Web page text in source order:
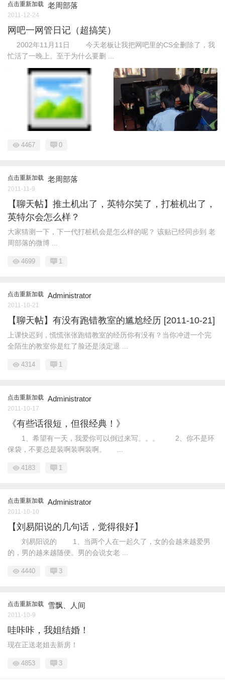
点击重新加载 老周部落
2011-12-24
网吧一网管日记（超搞笑）
2002年11月11日 今天老板让我把网吧里的CS全删除了，我
忙活了一晚上。至于为什么要删 ...
4467 0
点击重新加载 老周部落
2011-11-9
【聊天帖】推土机出了，英特尔笑了，打桩机出了，
英特尔会怎么样？
大家猜测一下，下一代打桩机会是怎么样的呢？ 该贴已经同步到 老
周部落的微博 ...
4699 1
点击重新加载 Administrator
2011-10-21
【聊天帖】有没有跑错教室的尴尬经历 [2011-10-21]
上课快迟到，慌慌张张跑错教室的经历你有没有？当你冲进一个完
全陌生的教室你是红了脸还是淡定退 ...
4314 1
点击重新加载 Administrator
2011-10-17
《有些话很短，但很经典！》
1、希望有一天，我爱你可以倒过来写。。。 2、你不是环
保袋，不要总是装啊装啊装啊。 ...
4183 1
点击重新加载 Administrator
2011-10-10
【刘易阳说的几句话，觉得很好】
刘易阳说的 1、当两个人在一起久了，女的会越来越爱男
的，男的越来越随便。男的会说女老 ...
4440 3
点击重新加载 雪飘、人间
2011-10-9
哇咔咔，我姐结婚！
现在正送老姐去新房！
4853 3